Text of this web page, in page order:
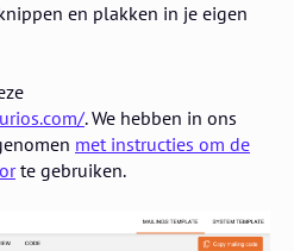
en plakken in je eigen
. We hebben in ons
met instructies om de
te gebruiken.